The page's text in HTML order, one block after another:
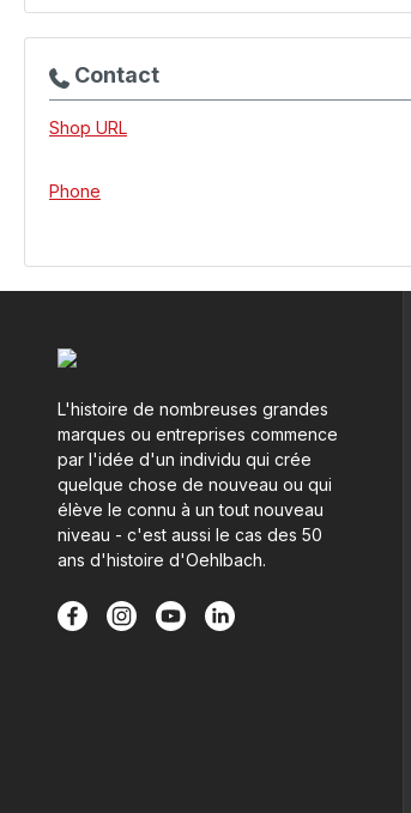
Contact
Shop URL
Phone
L'histoire de nombreuses grandes
marques ou entreprises commence
par l'idée d'un individu qui crée
quelque chose de nouveau ou qui
élève le connu à un tout nouveau
niveau - c'est aussi le cas des 50
ans d'histoire d'Oehlbach.